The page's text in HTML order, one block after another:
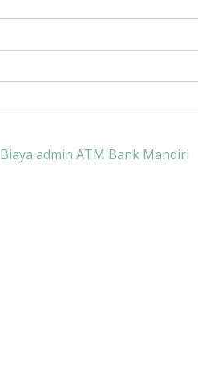
Biaya admin ATM Bank Mandiri